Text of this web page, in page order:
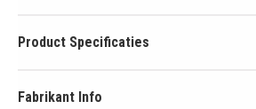
Product Specificaties
Fabrikant Info